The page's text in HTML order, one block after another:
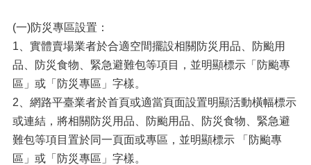
(一)防災專區設置：
1️、實體賣場業者於合適空間擺設相關防災用品、防颱用
品、防災食物、緊急避難包等項目，並明顯標示「防颱專
區」或「防災專區」字樣。
2、網路平臺業者於首頁或適當頁面設置明顯活動橫幅標示
或連結，將相關防災用品、防颱用品、防災食物、緊急避
難包等項目置於同一頁面或專區，並明顯標示 「防颱專
區」或「防災專區」字樣。